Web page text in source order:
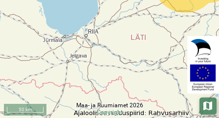
50 km
Maa- ja Ruumiamet 2026
Copyright